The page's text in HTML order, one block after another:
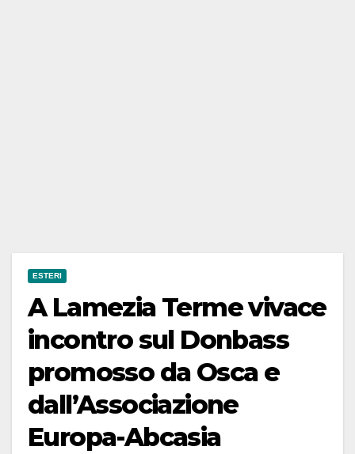
ESTERI
A Lamezia Terme vivace
incontro sul Donbass
promosso da Osca e
dall’Associazione
Europa-Abcasia